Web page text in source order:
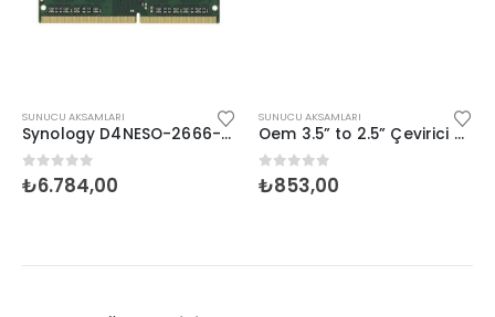
SUNUCU AKSAMLARI
Synology D4NESO-2666-4G Ram
0 5 üzerinden
₺6.784,00
SUNUCU AKSAMLARI
Oem 3.5” to 2.5” Çevirici Kızak
0 5 üzerinden
₺853,00